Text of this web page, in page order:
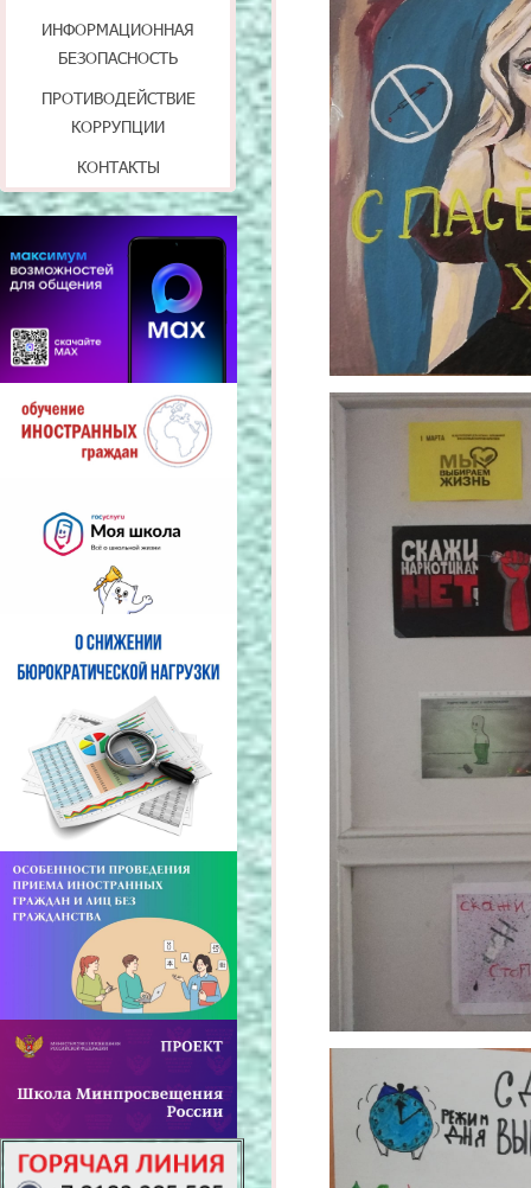
ИНФОРМАЦИОННАЯ
БЕЗОПАСНОСТЬ
ПРОТИВОДЕЙСТВИЕ
КОРРУПЦИИ
КОНТАКТЫ